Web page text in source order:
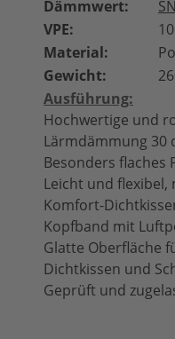
Dämmwert:
VPE:
Material:
Gewicht:
Ausführung:
Hochwertige und
Lärmdämmung 30
Besonders flaches
Leicht und
Komfort-
Kopfband mit
Glatte Oberfläche
Dichtkissen und
Geprüft und